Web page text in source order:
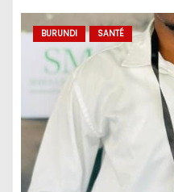
BURUNDI SANTÉ